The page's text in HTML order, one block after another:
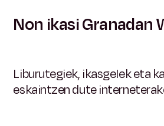
Non ikasi Granadan
Liburutegiek, ikasgelek eta
eskaintzen dute